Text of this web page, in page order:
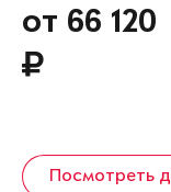
от 66 120
Посмотреть